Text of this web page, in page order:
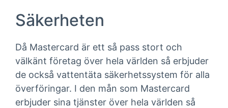
Säkerheten
Då Mastercard är ett så pass stort och
välkänt företag över hela världen så erbjuder
de också vattentäta säkerhetssystem för alla
överföringar. I den mån som Mastercard
erbjuder sina tjänster över hela världen så